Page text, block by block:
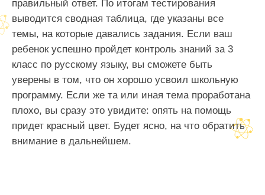
правильный ответ. По итогам тестирования
выводится сводная таблица, где указаны все
темы, на которые давались задания. Если ваш
ребенок успешно пройдет контроль знаний за 3
класс по русскому языку, вы сможете быть
уверены в том, что он хорошо усвоил школьную
программу. Если же та или иная тема проработана
плохо, вы сразу это увидите: опять на помощь
придет красный цвет. Будет ясно, на что обратить
внимание в дальнейшем.